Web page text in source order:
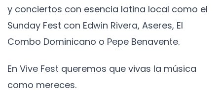
y conciertos con esencia latina local como el
Sunday Fest con Edwin Rivera, Aseres, El
Combo Dominicano o Pepe Benavente.
En Vive Fest queremos que vivas la música
como mereces.